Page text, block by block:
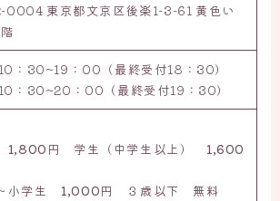
0004 東京都文京区後楽1-3-61 黄色い
：30~19：00（最終受付18：30）
：30~20：00（最終受付19：30）
1,800 円 学生（中学生以上）
1,600
小学生 1,000円 ３歳以下 無料